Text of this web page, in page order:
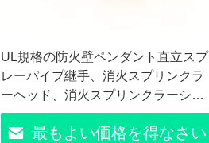
UL規格の防火壁ペンダント直立スプ
レーパイプ継手、消火スプリンクラ
ーヘッド、消火スプリンクラーシス
テム用
最もよい価格を得なさい